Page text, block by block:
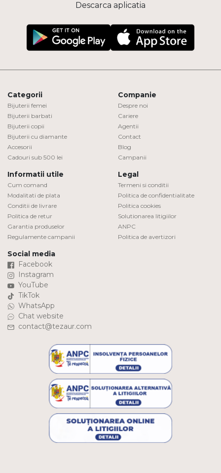
Descarca aplicatia
Categorii
Bijuterii femei
Bijuterii barbati
Bijuterii copii
Bijuterii cu diamante
Accesorii
Cadouri sub 500 lei
Companie
Despre noi
Cariere
Agentii
Contact
Blog
Campanii
Informatii utile
Cum comand
Modalitati de plata
Conditii de livrare
Politica de retur
Garantia produselor
Regulamente campanii
Legal
Termeni si conditii
Politica de confidentialitate
Politica cookies
Solutionarea litigiilor
ANPC
Politica de avertizori
Social media
Facebook
Instagram
YouTube
TikTok
WhatsApp
Chat website
contact@tezaur.com